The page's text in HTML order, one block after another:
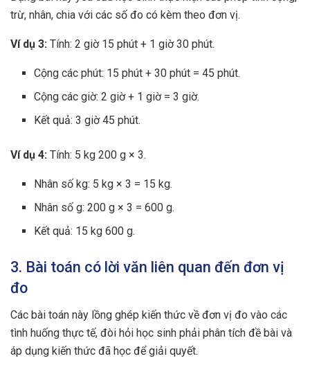
trừ, nhân, chia với các số đo có kèm theo đơn vị.
Ví dụ 3: Tính: 2 giờ 15 phút + 1 giờ 30 phút.
Cộng các phút: 15 phút + 30 phút = 45 phút.
Cộng các giờ: 2 giờ + 1 giờ = 3 giờ.
Kết quả: 3 giờ 45 phút.
Ví dụ 4: Tính: 5 kg 200 g × 3.
Nhân số kg: 5 kg × 3 = 15 kg.
Nhân số g: 200 g × 3 = 600 g.
Kết quả: 15 kg 600 g.
3. Bài toán có lời văn liên quan đến đơn vị
đo
Các bài toán này lồng ghép kiến thức về đơn vị đo vào các
tình huống thực tế, đòi hỏi học sinh phải phân tích đề bài và
áp dụng kiến thức đã học để giải quyết.